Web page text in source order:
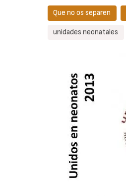
Que no os separen
unidades neonatales